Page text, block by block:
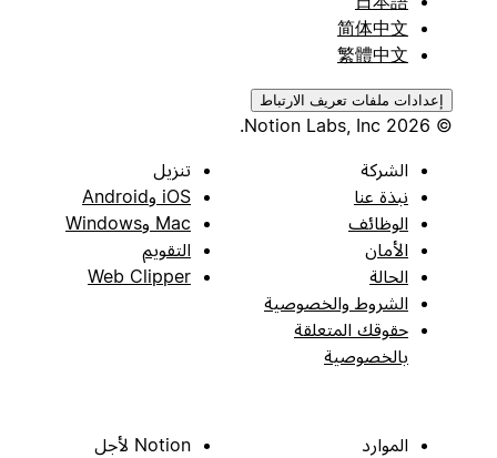
简体中文
繁體中文
إعدادات ملفات تعريف الارتباط
الشركة
نبذة عنا
الوظائف
الأمان
الحالة
الشروط والخصوصية
حقوقك المتعلقة
بالخصوصية
تنزيل
iOS وAndroid
Mac وWindows
التقويم
Web Clipper
الموارد
Notion لأجل